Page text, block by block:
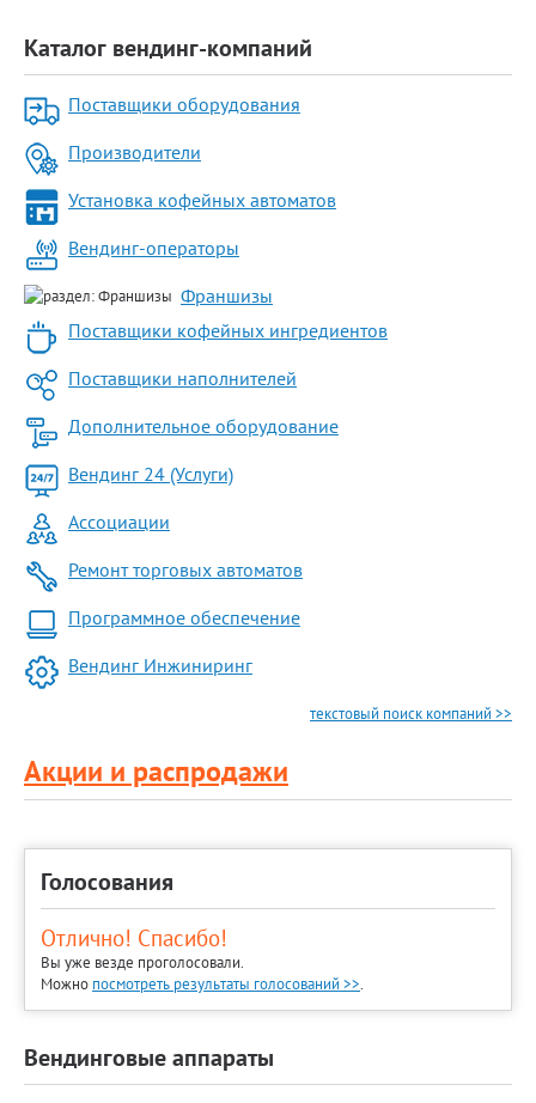
Каталог вендинг-компаний
Поставщики оборудования
Производители
Установка кофейных автоматов
Вендинг-операторы
Франшизы
Поставщики кофейных ингредиентов
Поставщики наполнителей
Дополнительное оборудование
Вендинг 24 (Услуги)
Ассоциации
Ремонт торговых автоматов
Программное обеспечение
Вендинг Инжиниринг
текстовый поиск компаний >>
Акции и распродажи
Голосования
Отлично! Спасибо!
Вы уже везде проголосовали.
Можно посмотреть результаты голосований >>.
Вендинговые аппараты